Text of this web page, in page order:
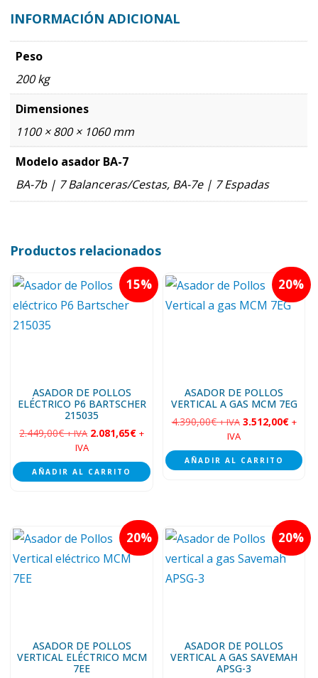
INFORMACIÓN ADICIONAL
Peso
200 kg
Dimensiones
1100 × 800 × 1060 mm
Modelo asador BA-7
BA-7b | 7 Balanceras/Cestas, BA-7e | 7 Espadas
Productos relacionados
15
ASADOR DE POLLOS
ELÉCTRICO P6 BARTSCHER
215035
2.449,00€ + IVA 2.081,65€ +
IVA
AÑADIR AL CARRITO
20
ASADOR DE POLLOS
VERTICAL A GAS MCM 7EG
4.390,00€ + IVA 3.512,00€ +
IVA
AÑADIR AL CARRITO
20
ASADOR DE POLLOS
VERTICAL ELÉCTRICO MCM
7EE
20
ASADOR DE POLLOS
VERTICAL A GAS SAVEMAH
APSG-3